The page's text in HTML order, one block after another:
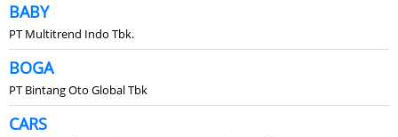
BABY
PT Multitrend Indo Tbk.
BOGA
PT Bintang Oto Global Tbk
CARS